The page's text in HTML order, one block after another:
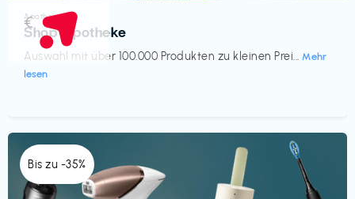
Apotheke
Shop Apotheke
Auswahl mit über 100.000 Produkten zu kleinen Prei... Mehr
lesen
€‎
Bis zu -35%